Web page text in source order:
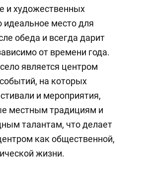
и художественных
идеальное место для
обеда и всегда дарит
от времени года.
является центром
на которых
и мероприятия,
местным традициям и
талантам, что делает
как общественной,
жизни.